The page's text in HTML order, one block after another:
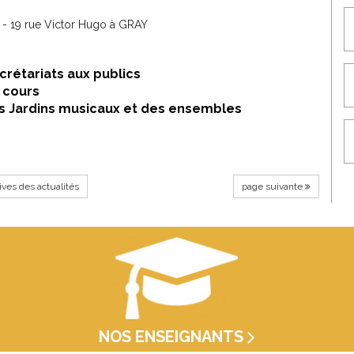
19 rue Victor Hugo à GRAY
aux publics
cours
Jardins musicaux et des ensembles
des actualités page suivante
NOS ENSEIGNANTS